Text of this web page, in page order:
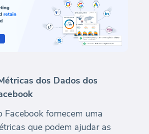
dos Dados dos
Facebook fornecem uma
que podem ajudar as